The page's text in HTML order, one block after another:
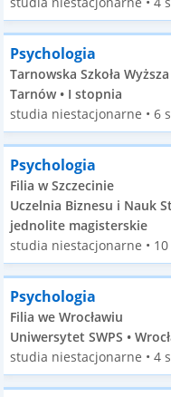
Psychologia
Tarnowska Szkoła
Tarnów • I stopnia
studia niestacjonarne • 6
Psychologia
Filia w Szczecinie
Uczelnia Biznesu i Nauk
jednolite magisterskie
studia niestacjonarne •
Psychologia
Filia we Wrocławiu
Uniwersytet SWPS •
studia niestacjonarne • 4